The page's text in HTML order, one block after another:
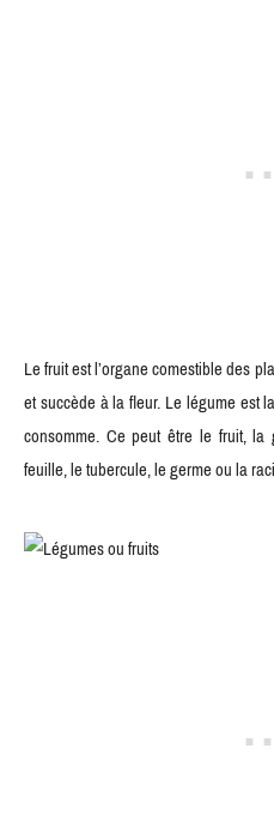
Le fruit est l’organe comestible des
et succède à la fleur. Le légume est
consomme. Ce peut être le fruit,
feuille, le tubercule, le germe ou la